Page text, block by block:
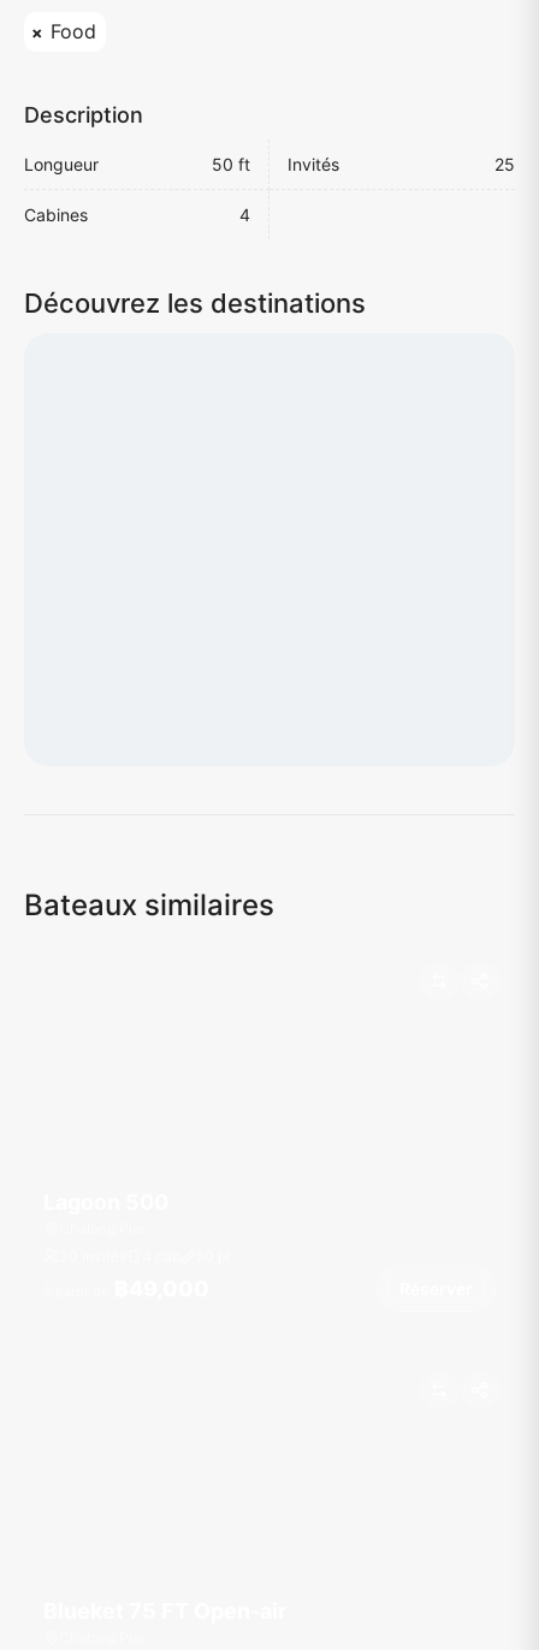
Food
Description
Longueur 50 ft Invités 25
Cabines 4
Découvrez les destinations
Bateaux similaires